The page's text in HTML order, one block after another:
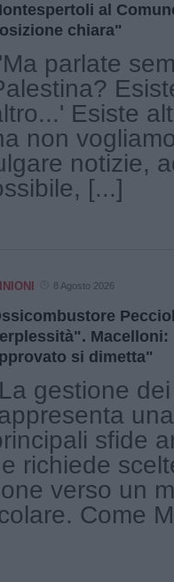
al
chiara"
parlate
Esiste
non
notizie,
[...]
8 Agosto 2026
si dimetta"
gestione
sfide
richiede
verso un
Come